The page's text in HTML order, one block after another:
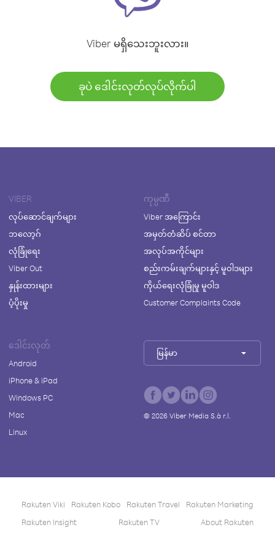
Viber မရှိသေးဘူးလား။
ခုပဲ ဒေါင်းလုတ်လုပ်လိုက်ပါ
VIBER
လုပ်ဆောင်ချက်များ
ဘလော့ဂ်
လုံခြုံရေး
Viber Out
နှုန်းထားများ
ပံ့ပိုးမှု
ကုမ္ပဏီ
Viber အကြောင်း
အမှတ်တံဆိပ် စင်တာ
အလုပ်အကိုင်များ
စည်းကမ်းချက်များနှင့် မူဝါဒများ
ကိုယ်ရေးလုံခြုံမှု မူဝါဒ
Customer Complaints Code
ဒေါင်းလုတ်
Android
iPhone & iPad
Windows PC
Mac
Linux
မြန်မာ
© 2026Viber Media S.à r.l.
Rakuten Viki Rakuten Kobo Rakuten Travel
Rakuten Marketing
Rakuten Insight
Rakuten TV About Rakuten